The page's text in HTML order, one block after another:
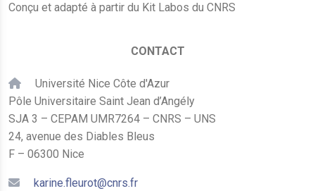
Conçu et adapté à partir du Kit Labos du CNRS
CONTACT
Université Nice Côte d'Azur
Pôle Universitaire Saint Jean d’Angély
SJA 3 – CEPAM UMR7264 – CNRS – UNS
24, avenue des Diables Bleus
F – 06300 Nice
karine.fleurot@cnrs.fr